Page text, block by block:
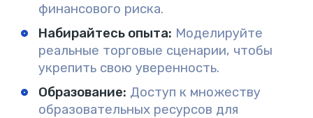
финансового риска.
Набирайтесь опыта: Моделируйте
реальные торговые сценарии, чтобы
укрепить свою уверенность.
Образование: Доступ к множеству
образовательных ресурсов для